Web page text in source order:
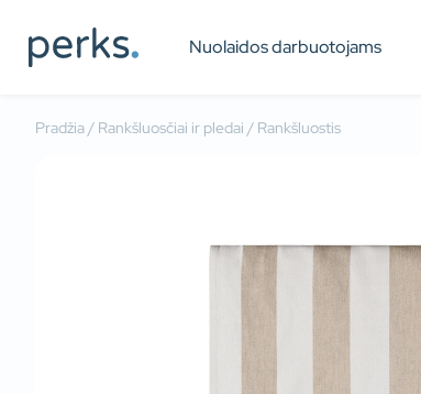
Nuolaidos darbuotojams
Pradžia/ Rankšluosčiai ir pledai / Rankšluostis